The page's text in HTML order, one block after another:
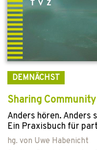
DEMNÄCHST
Sharing Community
Anders hören. Anders
Ein Praxisbuch für
hg. von Uwe Habenicht